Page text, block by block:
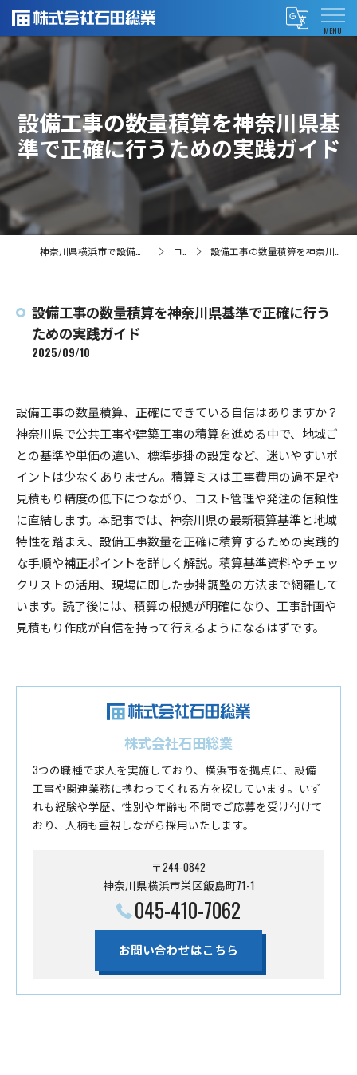
設備工事の数量積算を神奈川県基
準で正確に行うための実践ガイド
コラム 設備工事の数量積算を神奈川県基準で正確に行うための実践ガイド
設備工事の数量積算を神奈川県基準で正確に行う
ための実践ガイド
2025/09/10
設備工事の数量積算、正確にできている自信はありますか？
神奈川県で公共工事や建築工事の積算を進める中で、地域ご
との基準や単価の違い、標準歩掛の設定など、迷いやすいポ
イントは少なくありません。積算ミスは工事費用の過不足や
見積もり精度の低下につながり、コスト管理や発注の信頼性
に直結します。本記事では、神奈川県の最新積算基準と地域
特性を踏まえ、設備工事数量を正確に積算するための実践的
な手順や補正ポイントを詳しく解説。積算基準資料やチェッ
クリストの活用、現場に即した歩掛調整の方法まで網羅して
います。読了後には、積算の根拠が明確になり、工事計画や
見積もり作成が自信を持って行えるようになるはずです。
株式会社石田総業
3つの職種で求人を実施しており、横浜市を拠点に、設備
工事や関連業務に携わってくれる方を探しています。いず
れも経験や学歴、性別や年齢も不問でご応募を受け付けて
おり、人柄も重視しながら採用いたします。
〒244-0842
神奈川県横浜市栄区飯島町71-1
045-410-7062
お問い合わせはこちら